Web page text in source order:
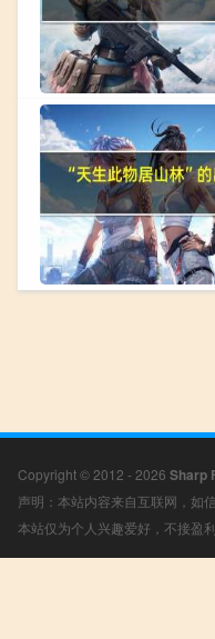
Copyright © 2012 - 2026 Sharp
声明：本站内容来自互联网，如
本站仅为个人兴趣爱好，不接盈